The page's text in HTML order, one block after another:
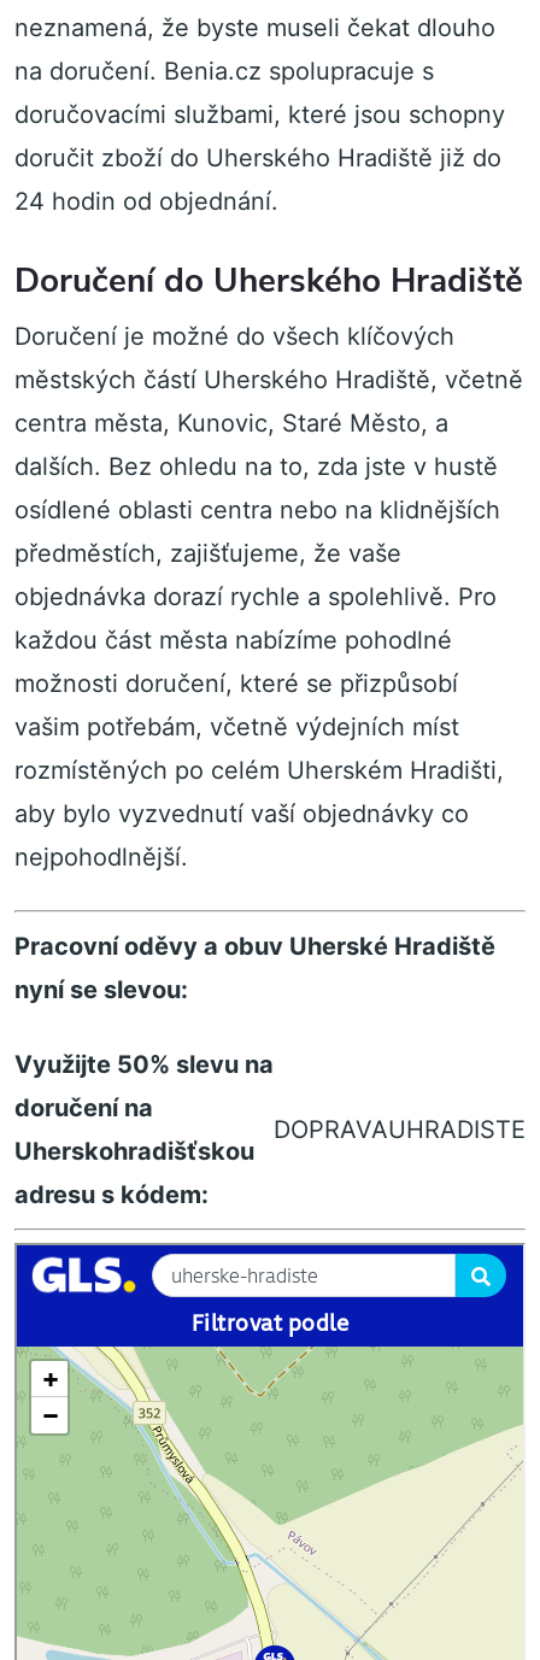
neznamená, že byste museli čekat dlouho
na doručení. Benia.cz spolupracuje s
doručovacími službami, které jsou schopny
doručit zboží do Uherského Hradiště již do
24 hodin od objednání.
Doručení do Uherského Hradiště
Doručení je možné do všech klíčových
městských částí Uherského Hradiště, včetně
centra města, Kunovic, Staré Město, a
dalších. Bez ohledu na to, zda jste v hustě
osídlené oblasti centra nebo na klidnějších
předměstích, zajišťujeme, že vaše
objednávka dorazí rychle a spolehlivě. Pro
každou část města nabízíme pohodlné
možnosti doručení, které se přizpůsobí
vašim potřebám, včetně výdejních míst
rozmístěných po celém Uherském Hradišti,
aby bylo vyzvednutí vaší objednávky co
nejpohodlnější.
Pracovní oděvy a obuv Uherské Hradiště
nyní se slevou:
Využijte 50% slevu na
doručení na
Uherskohradišťskou
adresu s kódem:
DOPRAVAUHRADISTE